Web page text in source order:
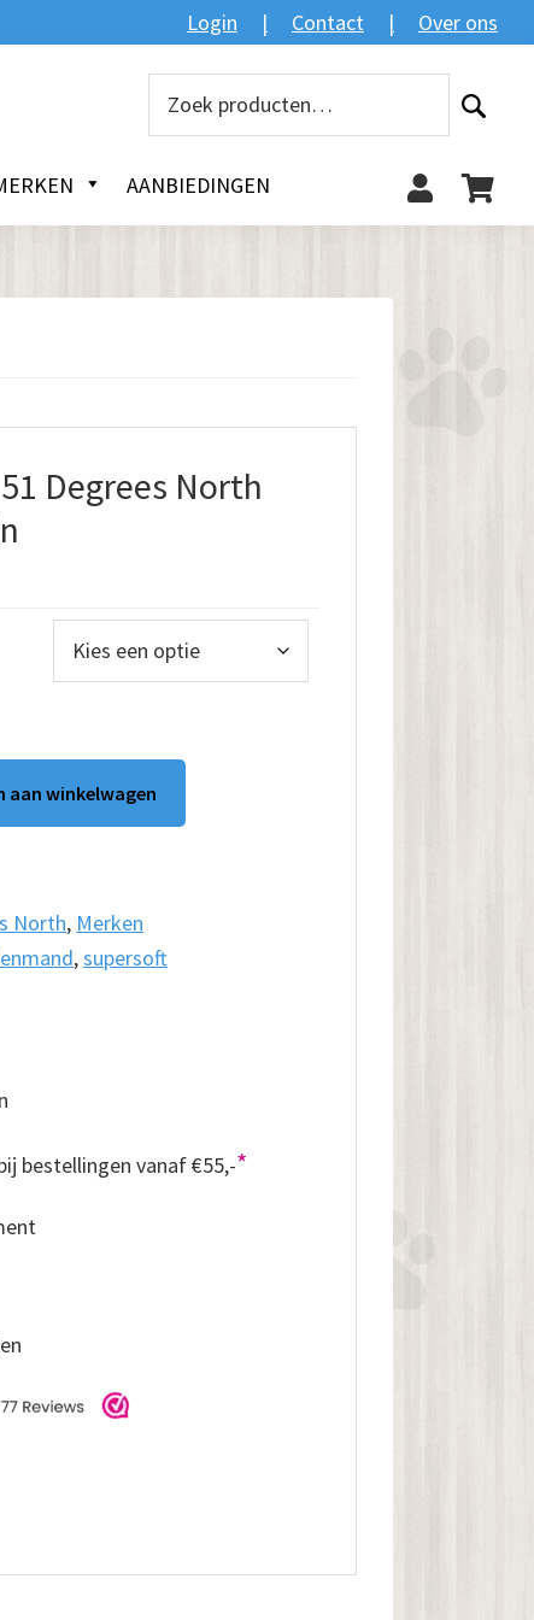
Login Contact Over ons
Zoeken
AANBIEDINGEN
Degrees North
aan winkelwagen
North, Merken
,supersoft
bestellingen vanaf €55,-*